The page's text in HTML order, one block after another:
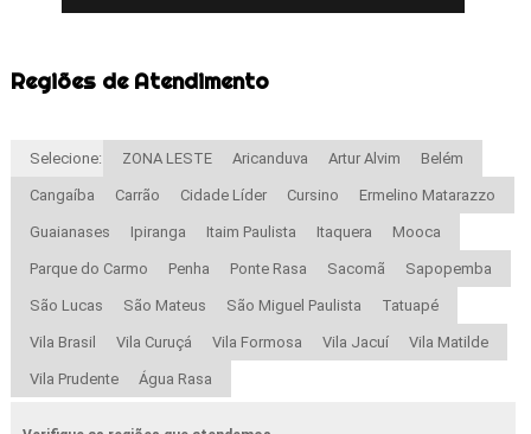
Regiões de Atendimento
Selecione: ZONA LESTE Aricanduva Artur Alvim Belém
Cangaíba Carrão Cidade Líder Cursino Ermelino Matarazzo
Guaianases Ipiranga Itaim Paulista Itaquera Mooca
Parque do Carmo Penha Ponte Rasa Sacomã Sapopemba
São Lucas São Mateus São Miguel Paulista Tatuapé
Vila Brasil Vila Curuçá Vila Formosa Vila Jacuí Vila Matilde
Vila Prudente Água Rasa